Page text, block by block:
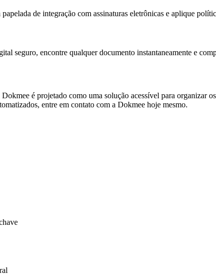
de integração com assinaturas eletrônicas e aplique
seguro, encontre qualquer documento instantaneamente e
é projetado como uma solução acessível para organizar
entre em contato com a Dokmee hoje mesmo.